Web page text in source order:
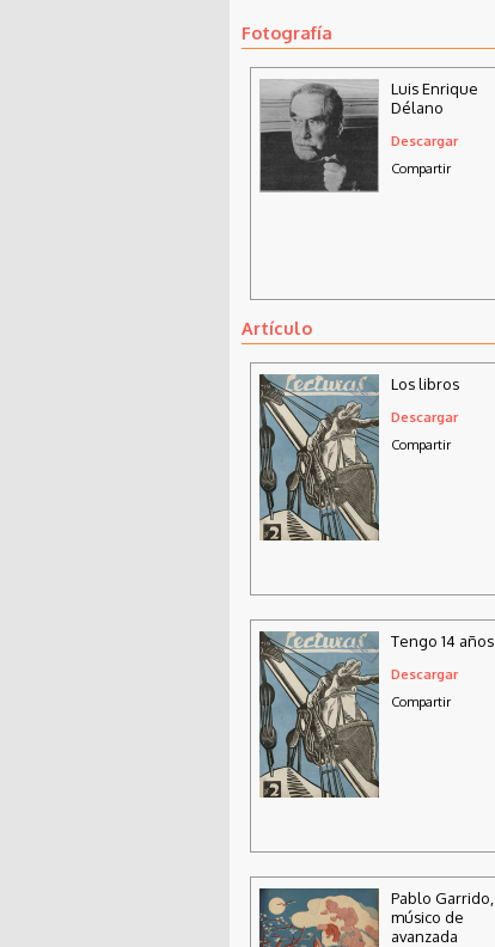
Fotografía
Luis Enrique
Délano
Descargar
Compartir
Artículo
Los libros
Descargar
Compartir
Tengo 14 años
Descargar
Compartir
Pablo Garrido,
músico de
avanzada